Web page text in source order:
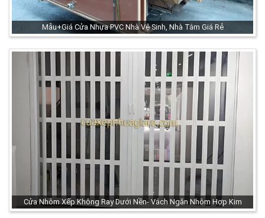
Mẫu+Giá Cửa Nhựa PVC Nhà Vệ Sinh, Nhà Tắm Giá Rẻ
Cửa Nhôm Xếp Không Ray Dưới Nền- Vách Ngăn Nhôm Hợp Kim